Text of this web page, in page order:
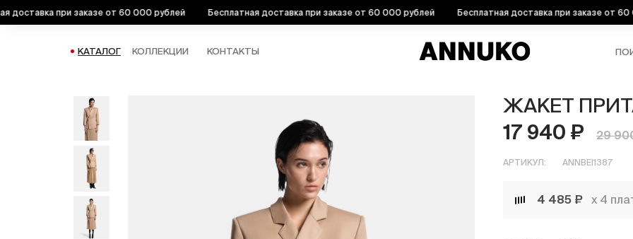
при заказе от 60 000 рублей Бесплатная доставка при заказе от 60 000 рублей Бесплатная доставка при заказе от 60 000
КАТАЛОГ КОЛЛЕКЦИИ КОНТАКТЫ
ЖАКЕТ
17 940 ₽
29
АРТИКУЛ: ANNBEI1387
4 485 ₽ х 4